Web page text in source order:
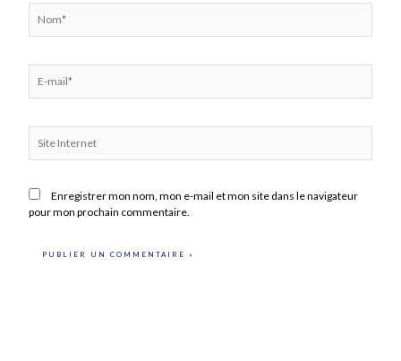
mail*
Internet
Enregistrer mon nom, mon e-mail et mon site dans le navigateur
pour mon prochain commentaire.